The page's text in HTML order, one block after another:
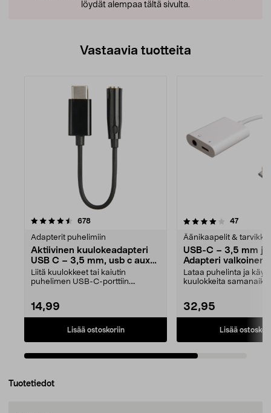
löydät alempaa tältä sivulta.
Vastaavia tuotteita
678arvostelut
Adapterit puhelimiin
Aktiivinen kuulokeadapteri
USB C – 3,5 mm, usb c aux
adapteri
Liitä kuulokkeet tai kaiutin
puhelimen USB-C-porttiin.
14,99
Lisää ostoskoriin
4.0viidestä
47
Äänikaapelit &
USB-C – 3,5 mm ja
Adapteri valkoinen
Lataa puhelinta ja
kuulokkeita
32,95
Lisää
Tuotetiedot